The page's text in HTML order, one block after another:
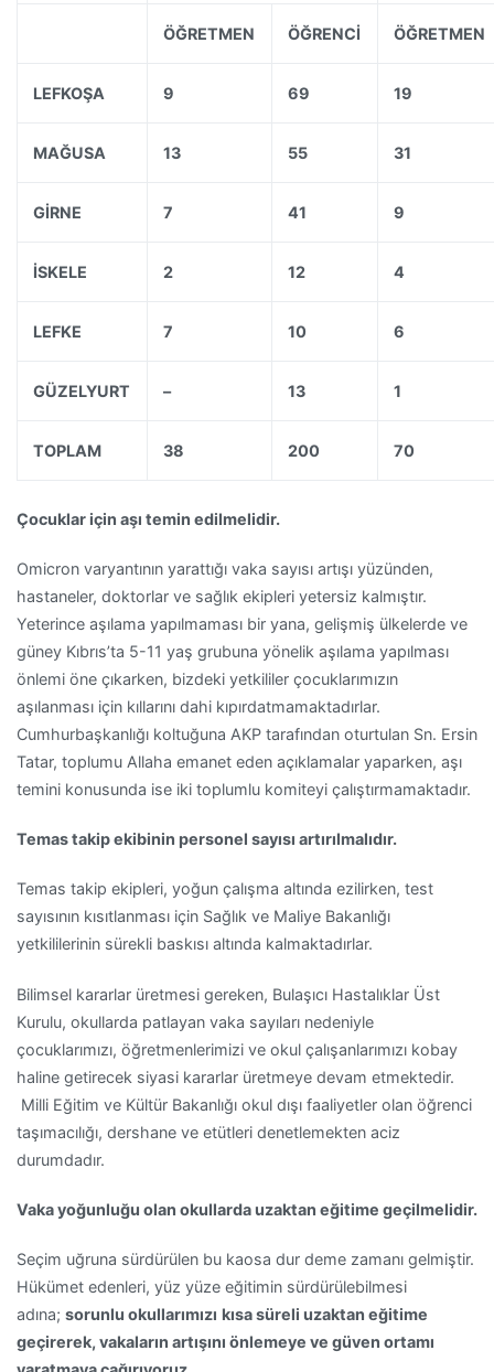
ÖĞRETMEN ÖĞRENCİ ÖĞRETMEN
LEFKOŞA 9 69 19
MAĞUSA 13 55 31
GİRNE 7 41 9
İSKELE 2 12 4
LEFKE 7 10 6
GÜZELYURT – 13 1
TOPLAM 38 200 70
Çocuklar için aşı temin edilmelidir.
Omicron varyantının yarattığı vaka sayısı artışı yüzünden,
hastaneler, doktorlar ve sağlık ekipleri yetersiz kalmıştır.
Yeterince aşılama yapılmaması bir yana, gelişmiş ülkelerde ve
güney Kıbrıs’ta 5-11 yaş grubuna yönelik aşılama yapılması
önlemi öne çıkarken, bizdeki yetkililer çocuklarımızın
aşılanması için kıllarını dahi kıpırdatmamaktadırlar.
Cumhurbaşkanlığı koltuğuna AKP tarafından oturtulan Sn. Ersin
Tatar, toplumu Allaha emanet eden açıklamalar yaparken, aşı
temini konusunda ise iki toplumlu komiteyi çalıştırmamaktadır.
Temas takip ekibinin personel sayısı artırılmalıdır.
Temas takip ekipleri, yoğun çalışma altında ezilirken, test
sayısının kısıtlanması için Sağlık ve Maliye Bakanlığı
yetkililerinin sürekli baskısı altında kalmaktadırlar.
Bilimsel kararlar üretmesi gereken, Bulaşıcı Hastalıklar Üst
Kurulu, okullarda patlayan vaka sayıları nedeniyle
çocuklarımızı, öğretmenlerimizi ve okul çalışanlarımızı kobay
haline getirecek siyasi kararlar üretmeye devam etmektedir.
Milli Eğitim ve Kültür Bakanlığı okul dışı faaliyetler olan öğrenci
taşımacılığı, dershane ve etütleri denetlemekten aciz
durumdadır.
Vaka yoğunluğu olan okullarda uzaktan eğitime geçilmelidir.
Seçim uğruna sürdürülen bu kaosa dur deme zamanı gelmiştir.
Hükümet edenleri, yüz yüze eğitimin sürdürülebilmesi
adına; sorunlu okullarımızı kısa süreli uzaktan eğitime
geçirerek, vakaların artışını önlemeye ve güven ortamı